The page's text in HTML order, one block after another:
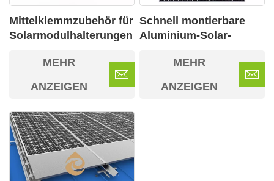
Mittelklemmzubehör für
Solarmodulhalterungen
MEHR
ANZEIGEN
Schnell montierbare
Aluminium-Solar-
für gewerbliche
MEHR
ANZEIGEN